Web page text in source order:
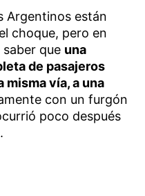
Argentinos están
choque, pero en
que una
de pasajeros
misma vía, a una
con un furgón
poco después